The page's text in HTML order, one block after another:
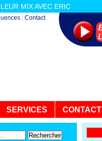
MIX AVEC ERIC
Contact
SERVICES CONTACT